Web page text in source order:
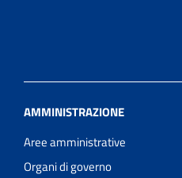
AMMINISTRAZIONE
Aree amministrative
Organi di governo